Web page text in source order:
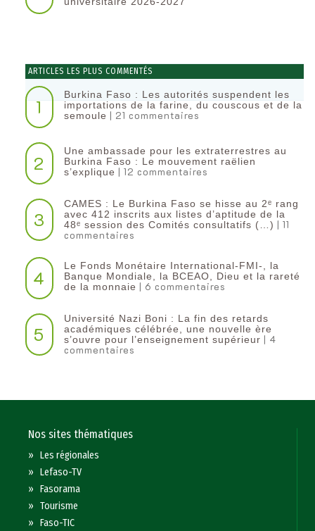
ARTICLES LES PLUS COMMENTÉS
1
Burkina Faso : Les autorités suspendent les
importations de la farine, du couscous et de la
semoule | 21 commentaires
2
Une ambassade pour les extraterrestres au
Burkina Faso : Le mouvement raëlien
s’explique | 12 commentaires
3
CAMES : Le Burkina Faso se hisse au 2ᵉ rang
avec 412 inscrits aux listes d’aptitude de la
48ᵉ session des Comités consultatifs (…) | 11
commentaires
4
Le Fonds Monétaire International-FMI-, la
Banque Mondiale, la BCEAO, Dieu et la rareté
de la monnaie | 6 commentaires
5
Université Nazi Boni : La fin des retards
académiques célébrée, une nouvelle ère
s’ouvre pour l’enseignement supérieur | 4
commentaires
Nos sites thématiques
»Les régionales
»Lefaso-TV
»Fasorama
»Tourisme
»Faso-TIC